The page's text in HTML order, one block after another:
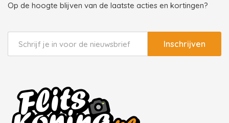
Op de hoogte blijven van de laatste acties en kortingen?
Inschrijven